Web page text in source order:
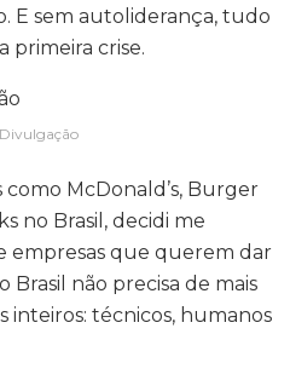
E sem autoliderança, tudo
primeira crise.
como McDonald’s, Burger
no Brasil, decidi me
empresas que querem dar
Brasil não precisa de mais
inteiros: técnicos, humanos